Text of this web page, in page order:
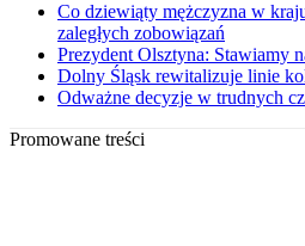
Co dziewiąty mężczyzna w
zaległych zobowiązań
Prezydent Olsztyna: Stawiamy
Dolny Śląsk rewitalizuje linie
Odważne decyzje w trudnych
Promowane treści